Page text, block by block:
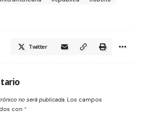
Twitter
no será publicada. Los campos
con *